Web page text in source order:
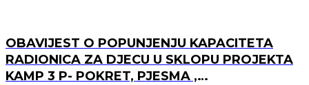
OBAVIJEST O POPUNJENJU KAPACITETA
RADIONICA ZA DJECU U SKLOPU PROJEKTA
KAMP 3 P- POKRET, PJESMA ,